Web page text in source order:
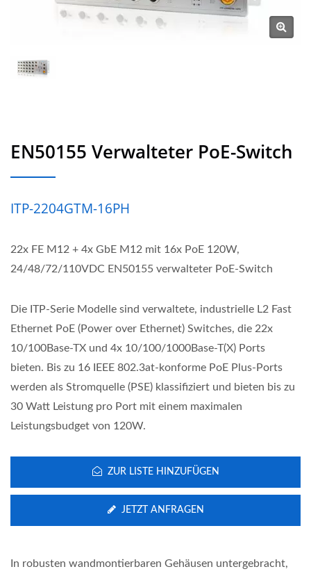
EN50155 Verwalteter PoE-Switch
ITP-2204GTM-16PH
22x FE M12 + 4x GbE M12 mit 16x PoE 120W,
24/48/72/110VDC EN50155 verwalteter PoE-Switch
Die ITP-Serie Modelle sind verwaltete, industrielle L2 Fast
Ethernet PoE (Power over Ethernet) Switches, die 22x
10/100Base-TX und 4x 10/100/1000Base-T(X) Ports
bieten. Bis zu 16 IEEE 802.3at-konforme PoE Plus-Ports
werden als Stromquelle (PSE) klassifiziert und bieten bis zu
30 Watt Leistung pro Port mit einem maximalen
Leistungsbudget von 120W.
ZUR LISTE HINZUFÜGEN
JETZT ANFRAGEN
In robusten wandmontierbaren Gehäusen untergebracht,